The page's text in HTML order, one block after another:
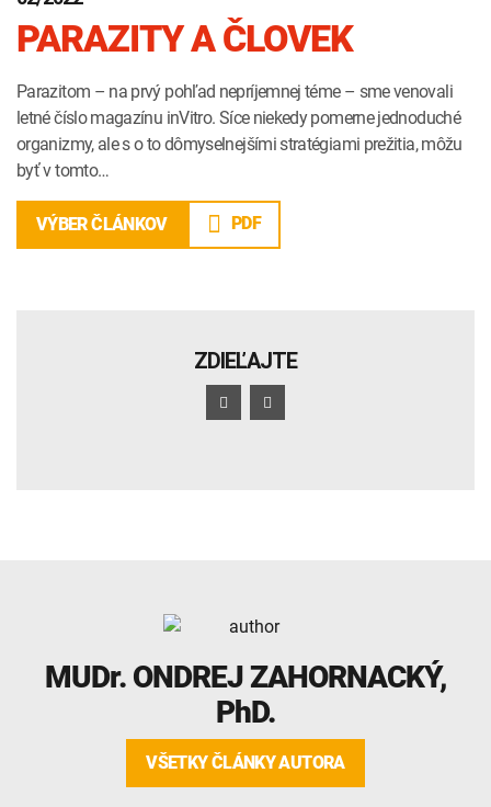
PARAZITY A ČLOVEK
Parazitom – na prvý pohľad nepríjemnej téme – sme venovali
letné číslo magazínu inVitro. Síce niekedy pomerne jednoduché
organizmy, ale s o to dômyselnejšími stratégiami prežitia, môžu
byť v tomto…
VÝBER ČLÁNKOV PDF
ZDIEĽAJTE
MUDr. ONDREJ ZAHORNACKÝ,
PhD.
VŠETKY ČLÁNKY AUTORA